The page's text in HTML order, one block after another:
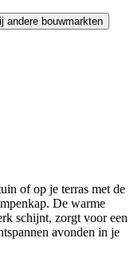
andere bouwmarkten
of op je terras met de
De warme
schijnt, zorgt voor een
avonden in je